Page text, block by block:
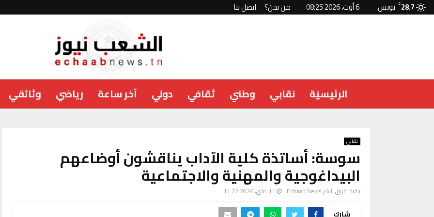
28.7
C تونس 6 أوت، 2026 08:25 من نحن؟ اتصل بنا
الرئيسيّة نقابي وطني ثقافي دولي آخر ساعة رياضي وثائقي
نقابي
سوسة: أساتذة كلية الآداب يناقشون أوضاعهم
البيداغوجية والمهنية والاجتماعية
تنفيذ: فريق النشر Echaab News 11 ماي، 2026 11:22
شارك